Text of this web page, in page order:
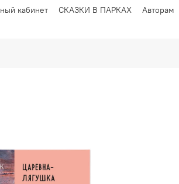
кабинет СКАЗКИ В ПАРКАХ Авторам